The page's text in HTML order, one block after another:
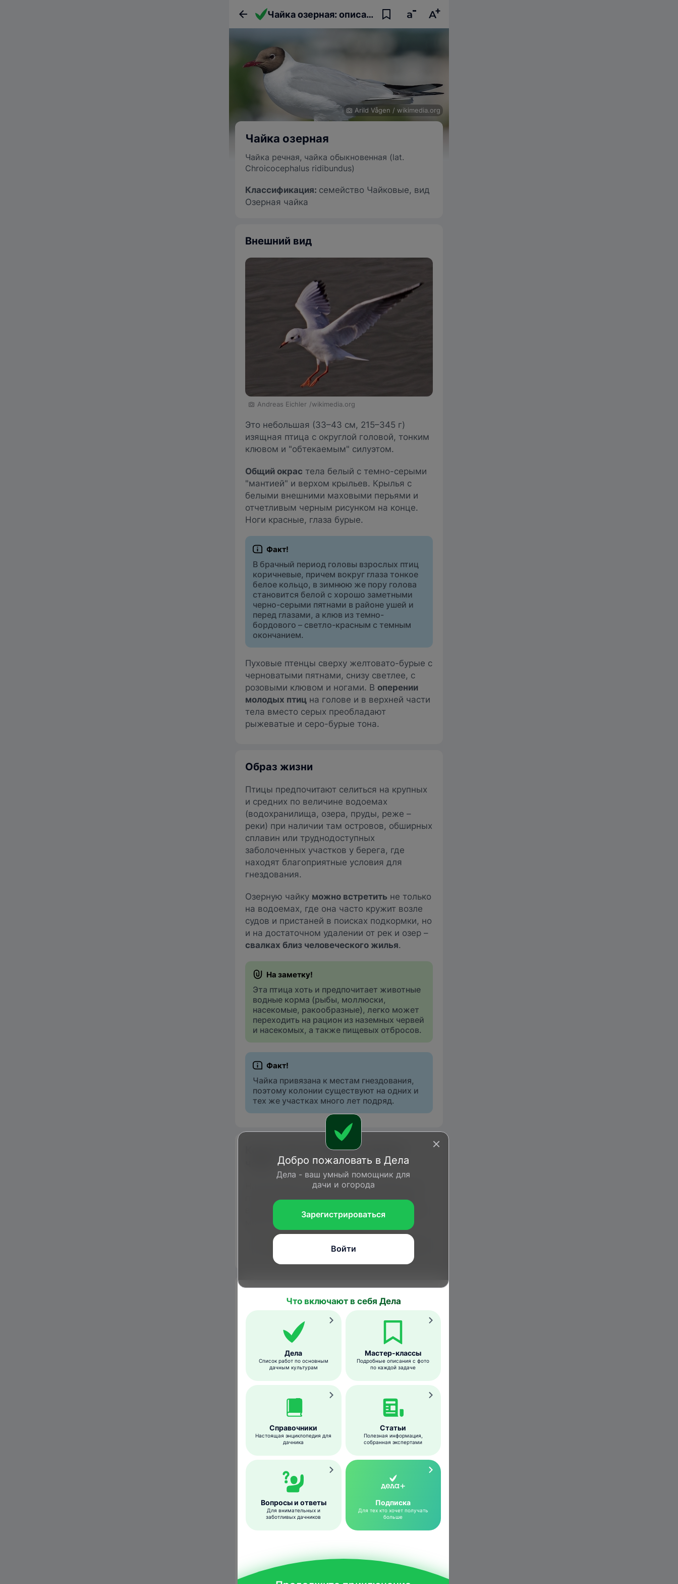
Чайка озерная: описание птицы, фото, образ жизни и интересные факты
Arild Vågen / wikimedia.org
Чайка озерная
Чайка речная, чайка обыкновенная (lat.
Chroicocephalus ridibundus)
Классификация: семейство Чайковые, вид
Озерная чайка
Внешний вид
Andreas Eichler /wikimedia.org
Это небольшая (33–43 см, 215–345 г)
изящная птица с округлой головой, тонким
клювом и "обтекаемым" силуэтом.
Общий окрас тела белый с темно-серыми
"мантией" и верхом крыльев. Крылья с
белыми внешними маховыми перьями и
отчетливым черным рисунком на конце.
Ноги красные, глаза бурые.
В брачный период головы взрослых птиц
коричневые, причем вокруг глаза тонкое
белое кольцо, в зимнюю же пору голова
становится белой с хорошо заметными
черно-серыми пятнами в районе ушей и
перед глазами, а клюв из темно-
бордового – светло-красным с темным
окончанием.
Пуховые птенцы сверху желтовато-бурые с
черноватыми пятнами, снизу светлее, с
розовыми клювом и ногами. В оперении
молодых птиц на голове и в верхней части
тела вместо серых преобладают
рыжеватые и серо-бурые тона.
Образ жизни
Птицы предпочитают селиться на крупных
и средних по величине водоемах
(водохранилища, озера, пруды, реже –
реки) при наличии там островов, обширных
сплавин или труднодоступных
заболоченных участков у берега, где
находят благоприятные условия для
гнездования.
Озерную чайку можно встретить не только
на водоемах, где она часто кружит возле
судов и пристаней в поисках подкормки, но
и на достаточном удалении от рек и озер –
свалках близ человеческого жилья.
Эта птица хоть и предпочитает животные
водные корма (рыбы, моллюски,
насекомые, ракообразные), легко может
переходить на рацион из наземных червей
и насекомых, а также пищевых отбросов.
Чайка привязана к местам гнездования,
поэтому колонии существуют на одних и
тех же участках много лет подряд.
Когда можно увидеть озерную
На большей части ареала это перелетная
птица, хотя на крупных незамерзающих
водоемах отдельные особи и даже группы
могут оставаться на зимовку.
6 7
Яйца чайки
/wikimedia.org
Гнездятся чайки колониями
смешанными, размер которых может
варьироваться
от нескольких десятков до
нескольких десятков тысяч пар.
К местам гнездовий птицы прибывают
появляются первые проталины – чаще
всего в конце марта – середине апреля.
Добро пожаловать в Дела
Дела - ваш умный помощник для
дачи и огорода
Зарегистрироваться
Войти
Что включают в себя Дела
Дела
Список работ по основным
дачным культурам
Мастер-классы
Подробные описания с фото
по каждой задаче
Справочники
Настоящая энциклопедия для
дачника
Статьи
Полезная информация,
собранная экспертами
Вопросы и ответы
Для внимательных и
заботливых дачников
Подписка
Для тех кто хочет получать
больше